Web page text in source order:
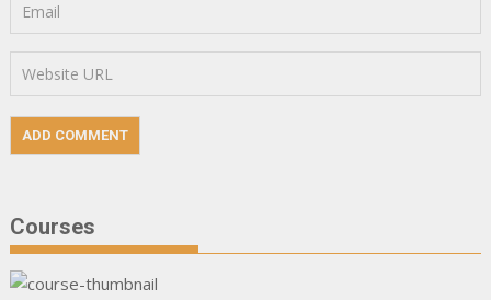
Courses